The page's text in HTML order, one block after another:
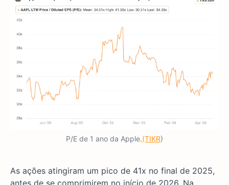
P/E de 1 ano da Apple.(TIKR)
As ações atingiram um pico de 41x no final de 2025,